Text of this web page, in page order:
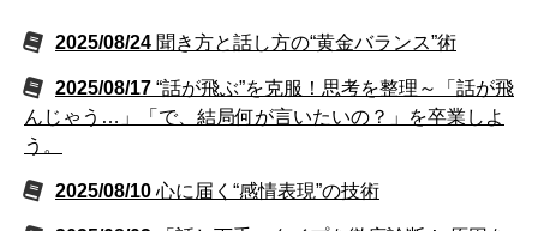
2025/08/24 聞き方と話し方の“黄金バランス”術
2025/08/17 “話が飛ぶ”を克服！思考を整理～「話が飛
んじゃう…」「で、結局何が言いたいの？」を卒業しよ
う。
2025/08/10 心に届く“感情表現”の技術